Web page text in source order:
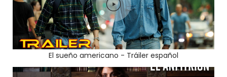
El sueño americano - Tráiler español